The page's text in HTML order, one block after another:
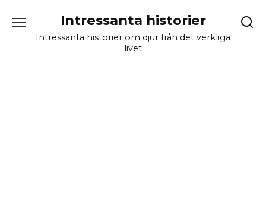
content
Intressanta historier
Intressanta historier om djur från det verkliga
livet